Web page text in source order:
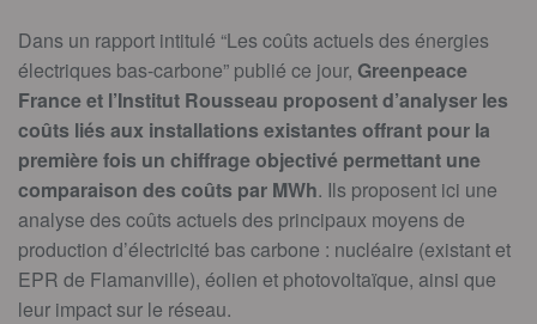
Dans un rapport intitulé “Les coûts actuels des énergies
électriques bas-carbone” publié ce jour, Greenpeace
France et l’Institut Rousseau proposent d’analyser les
coûts liés aux installations existantes offrant pour la
première fois un chiffrage objectivé permettant une
comparaison des coûts par MWh. Ils proposent ici une
analyse des coûts actuels des principaux moyens de
production d’électricité bas carbone : nucléaire (existant et
EPR de Flamanville), éolien et photovoltaïque, ainsi que
leur impact sur le réseau.